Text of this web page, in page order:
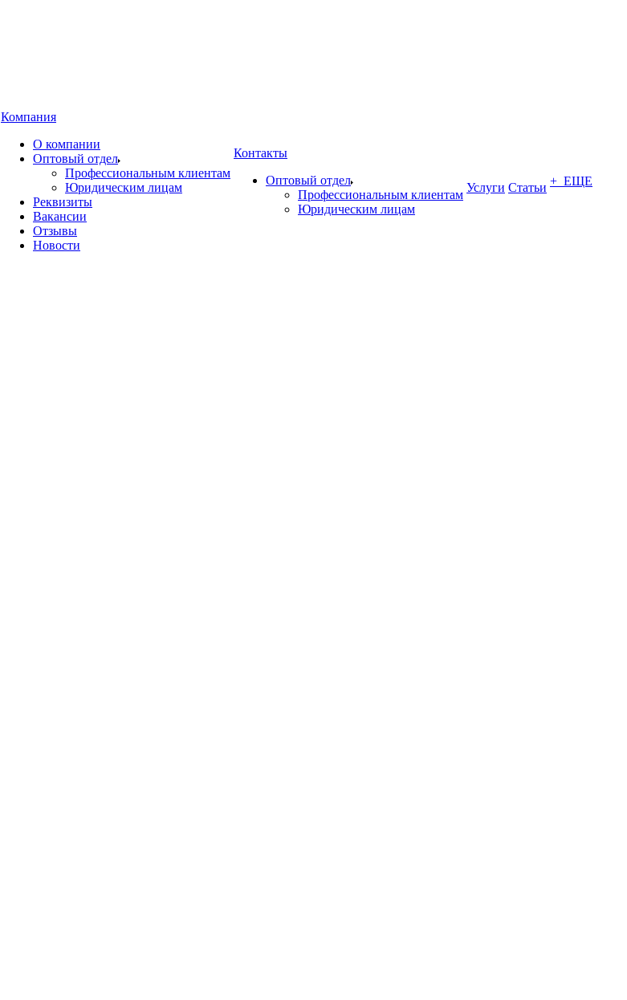
Компания
О компании
Оптовый отдел
Профессиональным клиентам
Юридическим лицам
Реквизиты
Вакансии
Отзывы
Новости
Контакты
Оптовый отдел
Профессиональным клиентам
Юридическим лицам
Услуги Статьи + ЕЩЕ